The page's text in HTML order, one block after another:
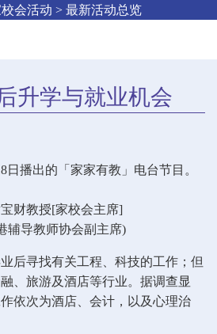
会活动 > 最新活动总览
升学与就业机会
日播出的「家家有教」电台节目。
财教授[家校会主席]
辅导教师协会副主席)
后寻找有关工程、科技的工作；但
、旅游及酒店等行业。据调查显
依次为酒店、会计，以及心理治